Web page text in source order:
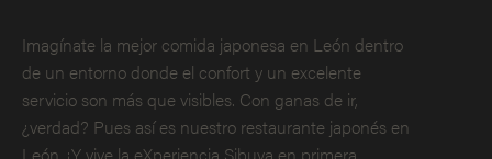
Imagínate la mejor comida japonesa en León dentro
de un entorno donde el confort y un excelente
servicio son más que visibles. Con ganas de ir,
¿verdad? Pues así es nuestro restaurante japonés en